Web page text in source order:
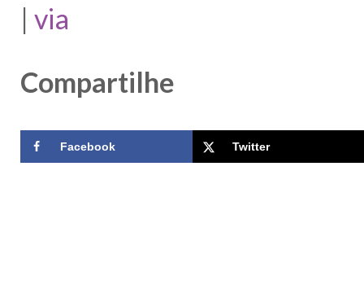
| via
Compartilhe
Facebook Twitter